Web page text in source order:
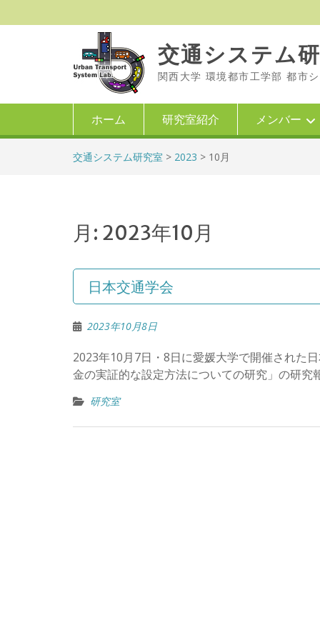
to
交通システム
関西大学 環境都市工学部 都
ホーム 研究室紹介 メンバー
交通システム研究室 > 2023 > 10月
月: 2023年10月
日本交通学会
2023年10月8日
2023年10月7日・8日に愛媛大学で開催された
金の実証的な設定方法についての研究」の研究
研究室